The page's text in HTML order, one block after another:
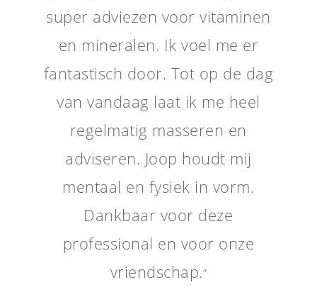
super adviezen voor vitaminen
en mineralen. Ik voel me er
fantastisch door. Tot op de dag
van vandaag laat ik me heel
regelmatig masseren en
adviseren. Joop houdt mij
mentaal en fysiek in vorm.
Dankbaar voor deze
professional en voor onze
vriendschap.”